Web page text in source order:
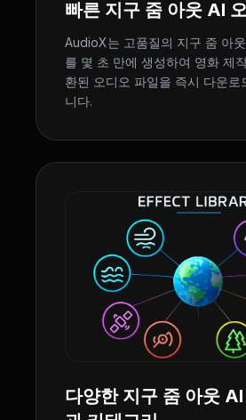
빠른 지구 줌 아웃 AI
AudioX는 고품질의 지구 줌 아
를 몇 초 만에 생성하여 영화 제
환된 오디오 파일을 즉시 다운로
니다.
다양한 지구 줌 아웃